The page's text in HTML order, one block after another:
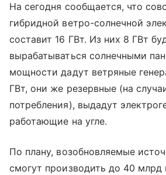
На сегодня сообщается, что
гибридной ветро-солнечной
составит 16 ГВт. Из них 8 ГВт
вырабатываться солнечными
мощности дадут ветряные
ГВт, они же резервные (на
потребления), выдадут
работающие на угле.
По плану, возобновляемые
смогут производить до 40 млрд